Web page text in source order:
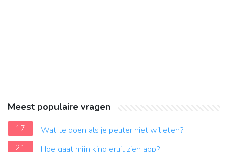
Meest populaire vragen
17
Wat te doen als je peuter niet wil eten?
21
Hoe gaat mijn kind eruit zien app?